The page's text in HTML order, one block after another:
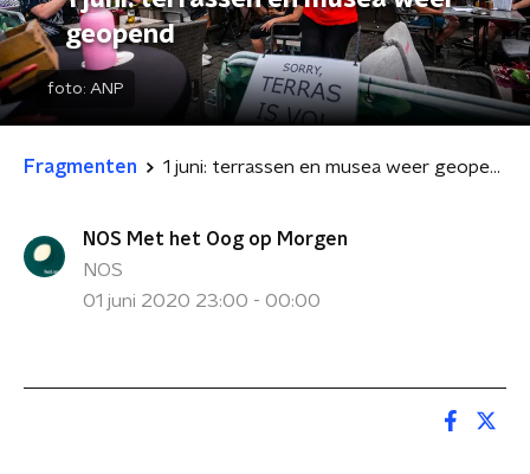
geopend
foto: ANP
Fragmenten 1 juni: terrassen en musea weer geopend
NOS Met het Oog op Morgen
NOS
01 juni 2020 23:00 - 00:00